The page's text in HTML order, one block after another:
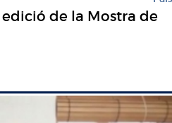
edició de la Mostra de